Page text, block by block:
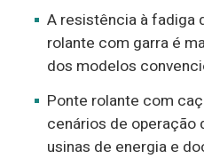
A resistência à fadiga
rolante com garra é
dos modelos
Ponte rolante com
cenários de operação
usinas de energia e